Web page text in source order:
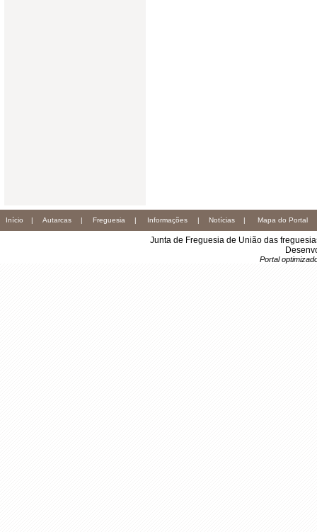
Início | Autarcas | Freguesia | Informações | Notícias | Mapa do Portal
Junta de Freguesia de União das
Portal